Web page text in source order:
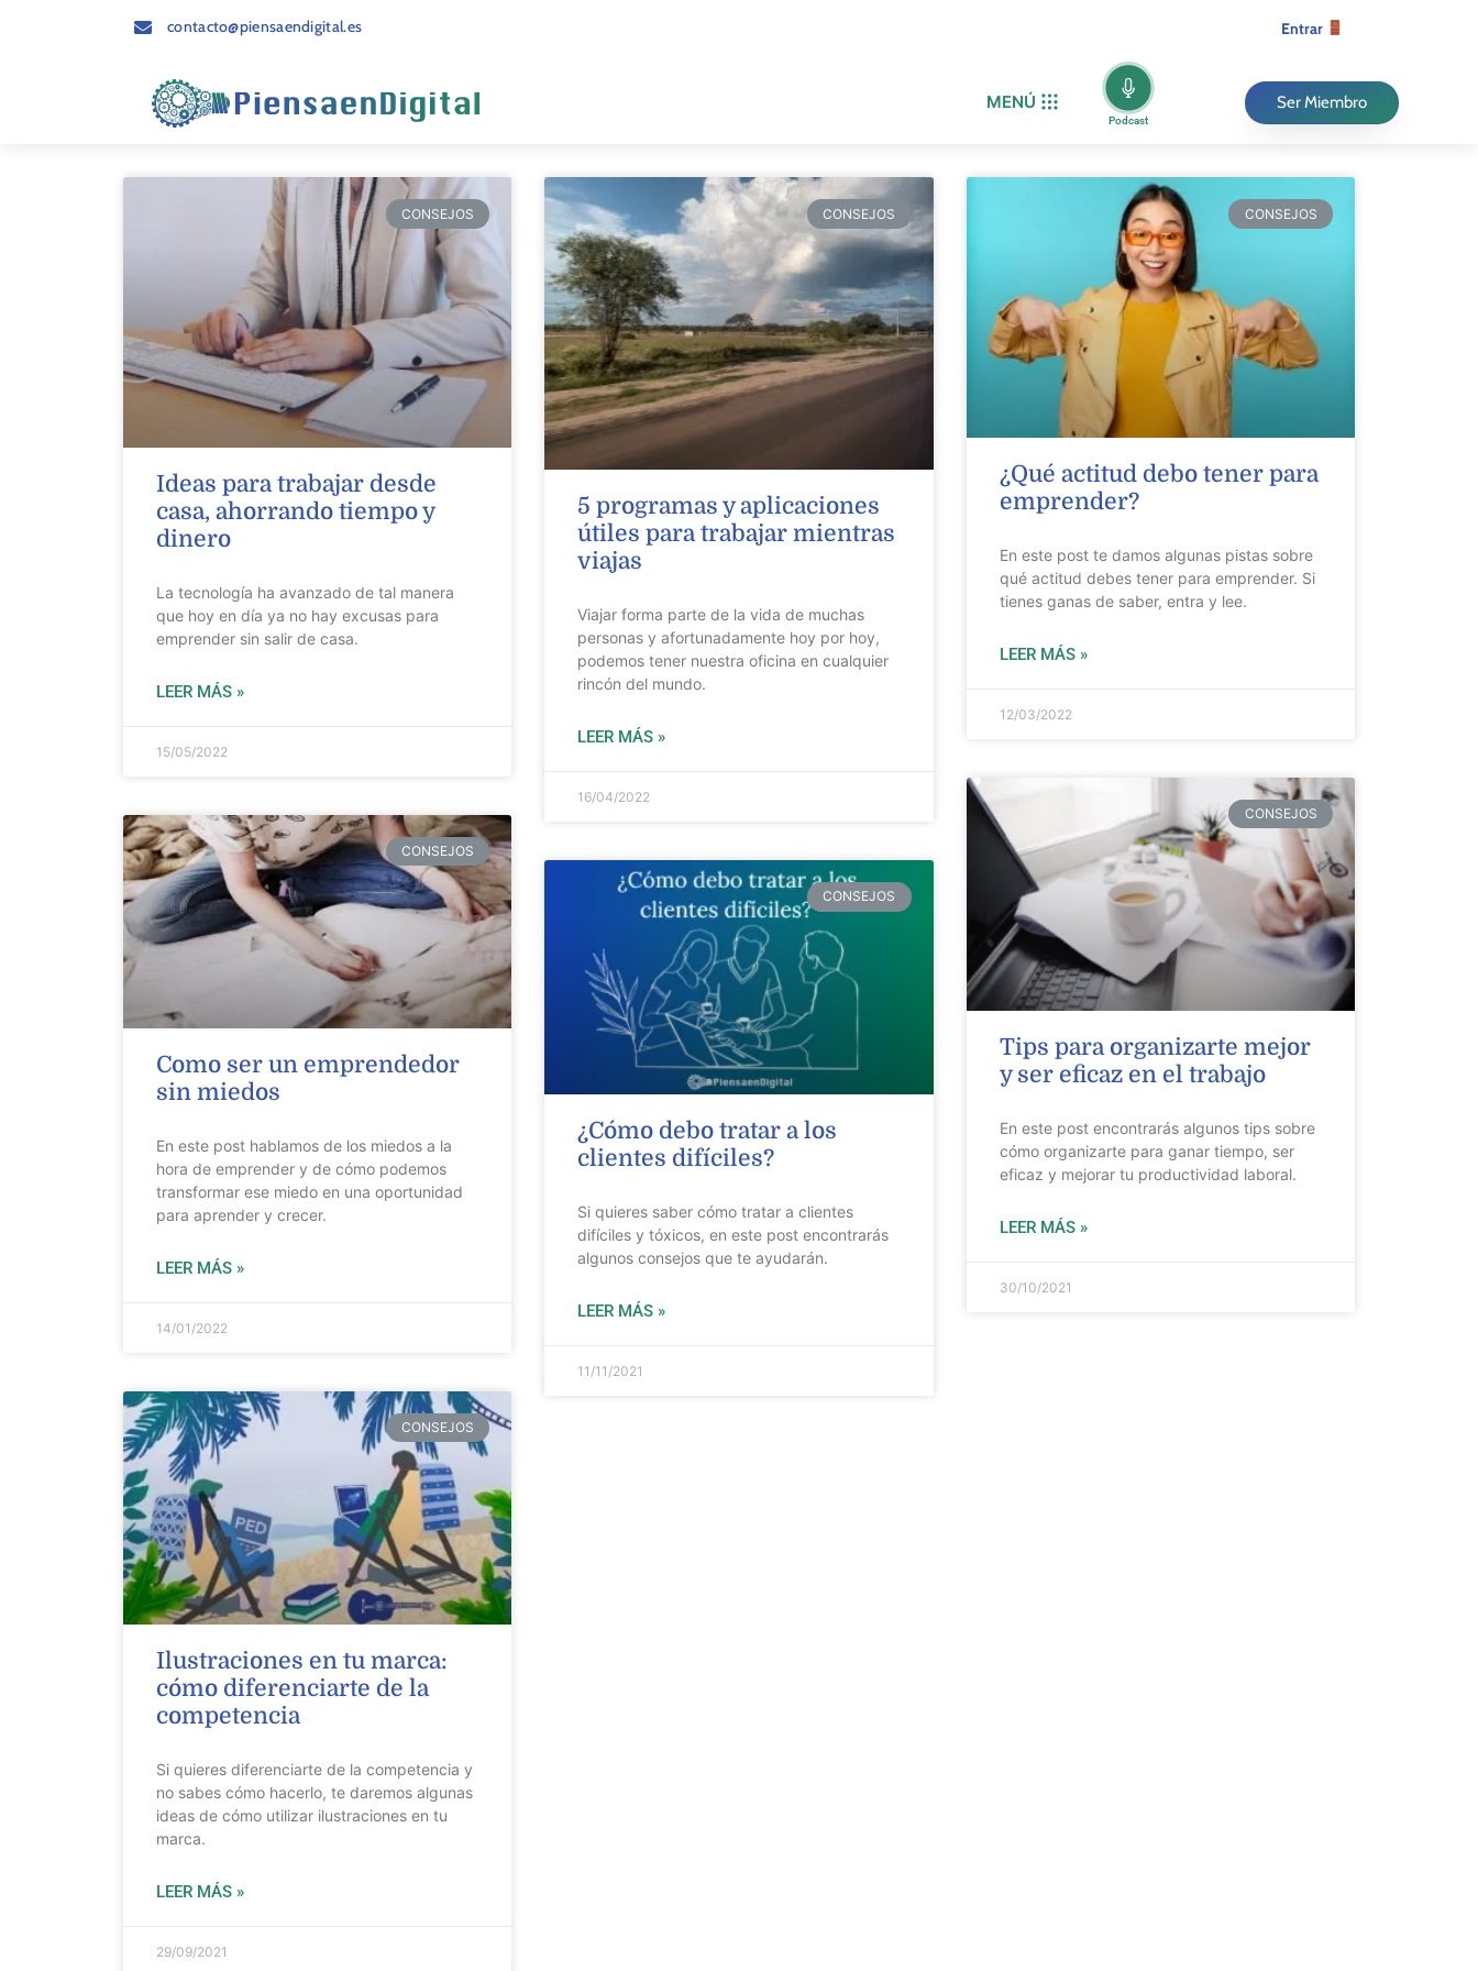
contacto@piensaendigital.es Entrar
MENÚ
Podcast
Ser Miembro
CONSEJOS
Ideas para trabajar desde
casa, ahorrando tiempo y
dinero
La tecnología ha avanzado de tal manera
que hoy en día ya no hay excusas para
emprender sin salir de casa.
LEER MÁS »
15/05/2022
CONSEJOS
5 programas y aplicaciones
útiles para trabajar mientras
viajas
Viajar forma parte de la vida de muchas
personas y afortunadamente hoy por hoy,
podemos tener nuestra oficina en cualquier
rincón del mundo.
LEER MÁS »
16/04/2022
CONSEJOS
¿Qué actitud debo tener para
emprender?
En este post te damos algunas pistas sobre
qué actitud debes tener para emprender. Si
tienes ganas de saber, entra y lee.
LEER MÁS »
12/03/2022
CONSEJOS
Como ser un emprendedor
sin miedos
En este post hablamos de los miedos a la
hora de emprender y de cómo podemos
transformar ese miedo en una oportunidad
para aprender y crecer.
LEER MÁS »
14/01/2022
CONSEJOS
¿Cómo debo tratar a los
clientes difíciles?
Si quieres saber cómo tratar a clientes
difíciles y tóxicos, en este post encontrarás
algunos consejos que te ayudarán.
LEER MÁS »
11/11/2021
CONSEJOS
Tips para organizarte mejor
y ser eficaz en el trabajo
En este post encontrarás algunos tips sobre
cómo organizarte para ganar tiempo, ser
eficaz y mejorar tu productividad laboral.
LEER MÁS »
30/10/2021
CONSEJOS
Ilustraciones en tu marca:
cómo diferenciarte de la
competencia
Si quieres diferenciarte de la competencia y
no sabes cómo hacerlo, te daremos algunas
ideas de cómo utilizar ilustraciones en tu
marca.
LEER MÁS »
29/09/2021